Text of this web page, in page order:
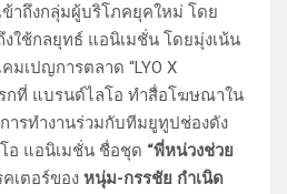
ข้าถึงกลุ่มผู้บริโภคยุคใหม่ โดย
งใช้กลยุทธ์ แอนิเมชั่น โดยมุ่งเน้น
เปญการตลาด “LYO X
รกที่ แบรนด์ไลโอ ทำสื่อโฆษณาใน
ารทำงานร่วมกับทีมยูทูปช่องดัง
อ แอนิเมชั่น ชื่อชุด “พี่หน่วงช่วย
เตอร์ของ หนุ่ม-กรรชัย กำเนิด